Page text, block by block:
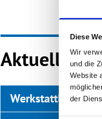
Diese
Wir
und die
Website
der
Aktuelle
Werkstattleiter